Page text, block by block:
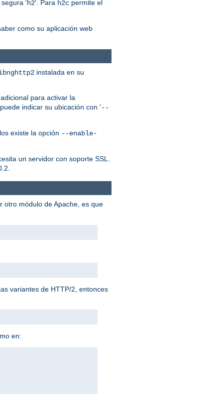
'h2'. Para h2c permite el
como su aplicación web
instalada en su
para activar la
indicar su ubicación con '--
existe la opción --enable-
un servidor con soporte SSL.
otro módulo de Apache, es que
variantes de HTTP/2, entonces
en: